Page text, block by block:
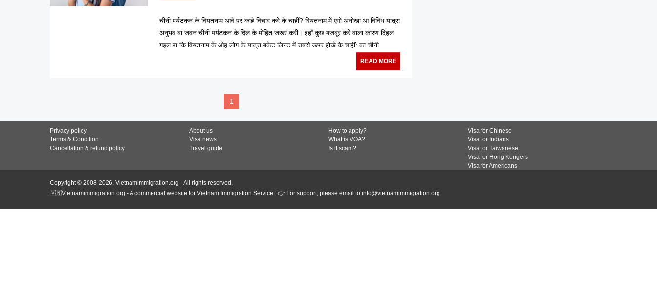
चीनी पर्यटकन के वियतनाम आवे पर काहे विचार करे के चाहीं? वियतनाम में एगो अनोखा आ विविध यात्रा
अनुभव बा जवन चीनी पर्यटकन के दिल के मोहित जरूर करी। इहाँ कुछ मजबूर करे वाला कारण दिहल
गइल बा कि वियतनाम के ओह लोग के यात्रा बकेट लिस्ट में सबसे ऊपर होखे के चाहीं: का चीनी
READ MORE
1
Privacy policy
Terms & Condition
Cancellation & refund policy
About us
Visa news
Travel guide
How to apply?
What is VOA?
Is it scam?
Visa for Chinese
Visa for Indians
Visa for Taiwanese
Visa for Hong Kongers
Visa for Americans
Copyright © 2008-2026. Vietnamimmigration.org - All rights reserved.
🇻🇳Vietnamimmigration.org - A commercial website for Vietnam Immigration Service : 👉 For support, please email to info@vietnamimmigration.org